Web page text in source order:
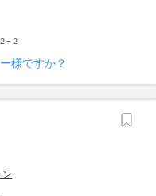
−２
様ですか？